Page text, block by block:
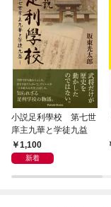
小説足利學校 第七世
庠主九華と学徒九益
1,100
新着